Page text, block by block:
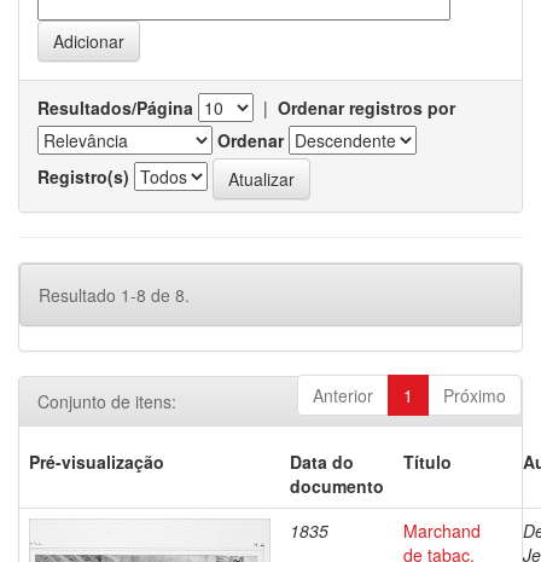
Resultados/Página | Ordenar registros por
Ordenar
Registro(s)
Resultado 1-8 de 8.
Anterior 1 Próximo
Conjunto de itens:
Pré-visualização
Data do
documento
Título
1835
Marchand
de tabac.